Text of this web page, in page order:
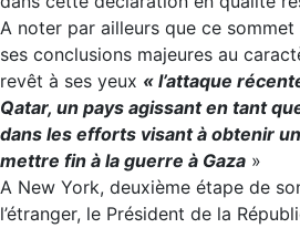
A noter par ailleurs que ce
ses conclusions majeures au
revêt à ses yeux « l’attaque
Qatar, un pays agissant en tant
dans les efforts visant à obtenir
mettre fin à la guerre à Gaza »
A New York, deuxième étape de
l’étranger, le Président de la